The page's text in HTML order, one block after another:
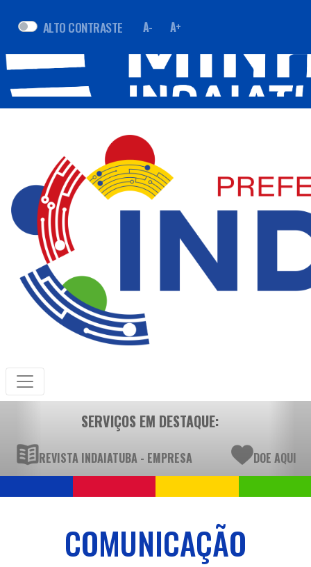
ALTO CONTRASTE A- A+
SERVIÇOS EM DESTAQUE:
REVISTA INDAIATUBA - EMPRESA DOE AQUI
COMUNICAÇÃO